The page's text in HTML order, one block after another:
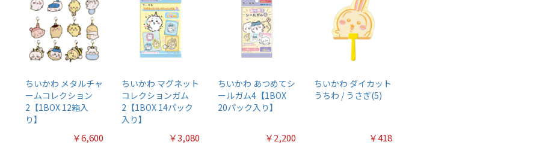
ちいかわ メタルチャ
ームコレクション
2【1BOX 12箱入
り】
￥6,600
ちいかわ マグネット
コレクションガム
2【1BOX 14パック
入り】
￥3,080
ちいかわ あつめてシ
ールガム4【1BOX
20パック入り】
￥2,200
ちいかわ ダイカット
うちわ / うさぎ(5)
￥418